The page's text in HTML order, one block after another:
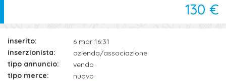
130 €
inserito:
6 mar 16:31
inserzionista:
azienda/associazione
tipo annuncio:
vendo
tipo merce:
nuovo